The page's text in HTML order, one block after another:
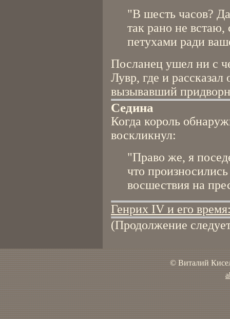
"В шесть часов?
так рано не встаю,
петухами ради
Посланец ушел ни с
Лувр, где и рассказал
вызывавший
Седина
Когда король
воскликнул:
"Право же, я
что
восшествия на
Генрих IV и его
(Продолжение
© Виталий